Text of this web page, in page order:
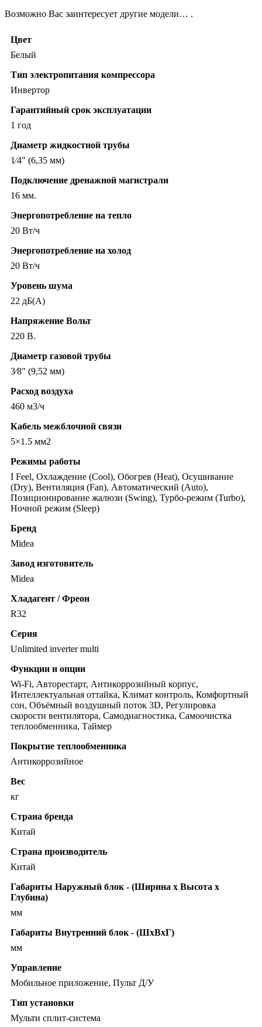
Возможно Вас заинтересует другие модели… .
Цвет
Белый
Тип электропитания компрессора
Инвертор
Гарантийный срок эксплуатации
1 год
Диаметр жидкостной трубы
1⁄4″ (6,35 мм)
Подключение дренажной магистрали
16 мм.
Энергопотребление на тепло
20 Вт/ч
Энергопотребление на холод
20 Вт/ч
Уровень шума
22 дБ(А)
Напряжение Вольт
220 В.
Диаметр газовой трубы
3⁄8″ (9,52 мм)
Расход воздуха
460 м3/ч
Кабель межблочной связи
5×1.5 мм2
Режимы работы
I Feel, Охлаждение (Cool), Обогрев (Heat), Осушивание
(Dry), Вентиляция (Fan), Автоматический (Auto),
Позиционирование жалюзи (Swing), Турбо-режим (Turbo),
Ночной режим (Sleep)
Бренд
Midea
Завод изготовитель
Midea
Хладагент / Фреон
R32
Серия
Unlimited inverter multi
Функции и опции
Wi-Fi, Авторестарт, Антикоррозийный корпус,
Интеллектуальная оттайка, Климат контроль, Комфортный
сон, Объёмный воздушный поток 3D, Регулировка
скорости вентилятора, Самодиагностика, Самоочистка
теплообменника, Таймер
Покрытие теплообменника
Антикоррозийное
Вес
кг
Страна бренда
Китай
Страна производитель
Китай
Габариты Наружный блок - (Ширина х Высота х
Глубина)
мм
Габариты Внутренний блок - (ШхВхГ)
мм
Управление
Мобильное приложение, Пульт Д/У
Тип установки
Мульти сплит-система